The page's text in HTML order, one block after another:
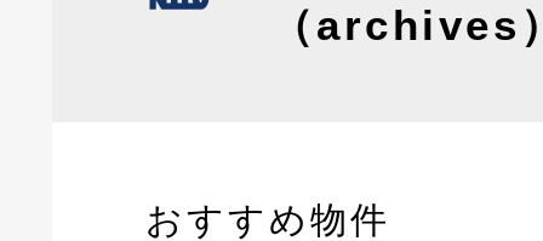
（archives
おすすめ物件